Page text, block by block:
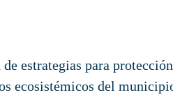
estrategias para
ecosistémicos del